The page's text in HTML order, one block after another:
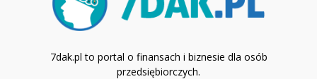
7dak.pl to portal o finansach i biznesie dla osób
przedsiębiorczych.